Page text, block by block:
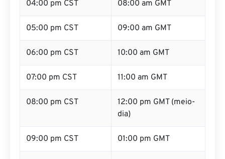
04:00 pm CST 08:00 am GMT
05:00 pm CST 09:00 am GMT
06:00 pm CST 10:00 am GMT
07:00 pm CST 11:00 am GMT
08:00 pm CST
12:00 pm GMT (meio-
dia)
09:00 pm CST 01:00 pm GMT